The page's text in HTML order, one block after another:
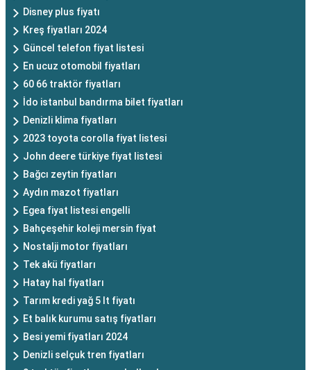
Disney plus fiyatı
Kreş fiyatları 2024
Güncel telefon fiyat listesi
En ucuz otomobil fiyatları
60 66 traktör fiyatları
İdo istanbul bandırma bilet fiyatları
Denizli klima fiyatları
2023 toyota corolla fiyat listesi
John deere türkiye fiyat listesi
Bağcı zeytin fiyatları
Aydın mazot fiyatları
Egea fiyat listesi engelli
Bahçeşehir koleji mersin fiyat
Nostalji motor fiyatları
Tek akü fiyatları
Hatay hal fiyatları
Tarım kredi yağ 5 lt fiyatı
Et balık kurumu satış fiyatları
Besi yemi fiyatları 2024
Denizli selçuk tren fiyatları